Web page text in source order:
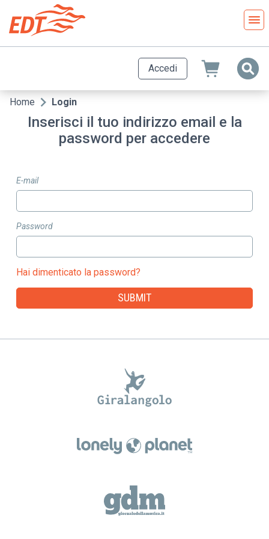
contenuto
principale
Accedi
Briciole
Home Login
Inserisci il tuo indirizzo email e la
password per accedere
E-mail
Password
Hai dimenticato la password?